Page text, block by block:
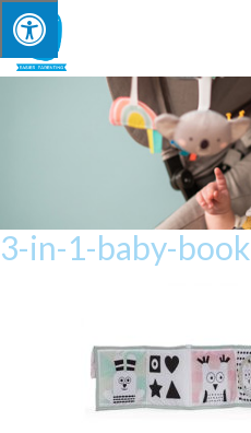
3-in-1-baby-book